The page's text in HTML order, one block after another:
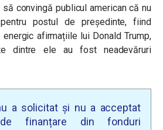
convingă publicul american că nu
postul de președinte, fiind
afirmațiile lui Donald Trump,
dintre ele au fost neadevăruri
a solicitat și nu a acceptat
finanțare din fonduri